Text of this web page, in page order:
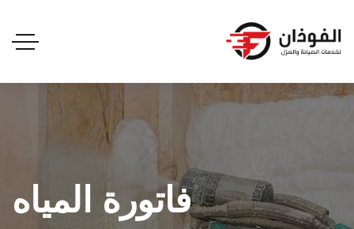
فاتورة المياه